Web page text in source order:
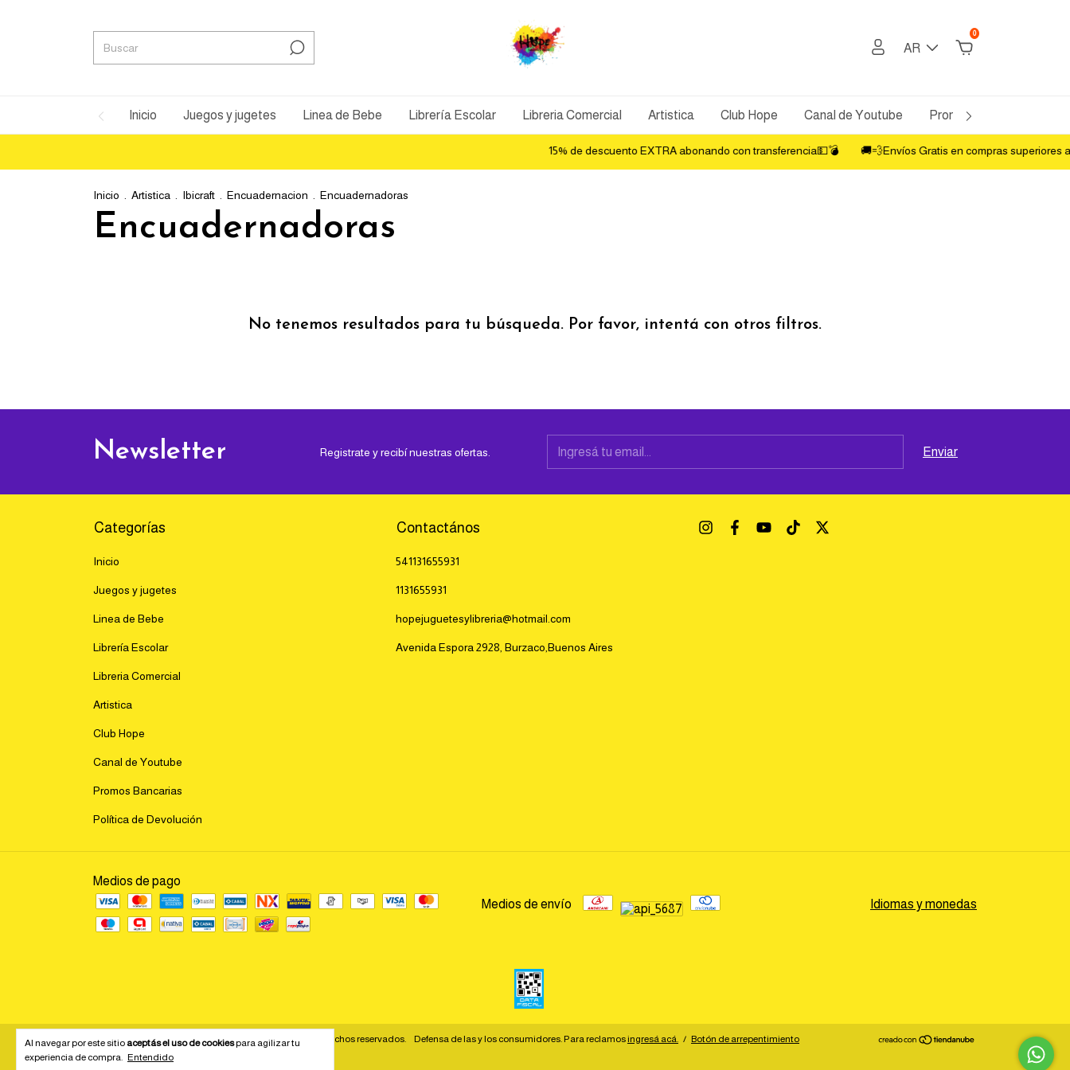
AR
0
Inicio Juegos y jugetes Linea de Bebe Librería Escolar Libreria Comercial Artistica Club Hope Canal de Youtube Promos Bancarias
15% de descuento EXTRA abonando con transferencia💵💣 🚚💨Envíos Gratis en compras superiores
Al navegar por este sitio aceptás el uso de cookiespara agilizar tu
experiencia de compra. Entendido
Inicio Artistica Ibicraft Encuadernacion Encuadernadoras
Encuadernadoras
No tenemos resultados para tu búsqueda. Por favor, intentá con otros filtros.
Newsletter Registrate y recibí nuestras ofertas.
Categorías
Inicio
Juegos y jugetes
Linea de Bebe
Librería Escolar
Libreria Comercial
Artistica
Club Hope
Canal de Youtube
Promos Bancarias
Política de Devolución
Contactános
541131655931
1131655931
hopejuguetesylibreria@hotmail.com
Avenida Espora 2928, Burzaco,Buenos Aires
Medios de pago
Medios de envío
Idiomas y monedas
Copyright Hope jugueteria y libreria - 2026. Todos los derechos reservados. Defensa de las y los consumidores. Para reclamosingresá acá. / Botón de arrepentimiento